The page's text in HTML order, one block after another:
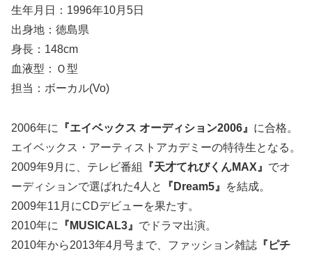
生年月日：1996年10月5日
出身地：徳島県
身長：148cm
血液型：Ｏ型
担当：ボーカル(Vo)
2006年に 『エイベックス オーディション2006』 に合格。
エイベックス・アーティストアカデミーの特待生となる。
2009年9月に、テレビ番組
『天才てれびくんMAX』 でオ
ーディションで選ばれた4人と
『Dream5』
を結成。
2009年11月にCDデビューを果たす。
2010年に
『MUSICAL3』 でドラマ出演。
2010年から2013年4月号まで、ファッション雑誌 『ピチ